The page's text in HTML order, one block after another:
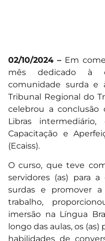
02/10/2024 – Em
mês dedicado à
comunidade surda e
Tribunal Regional do
celebrou a
Libras
Capacitação e
(Ecaiss).
O curso, que teve
servidores (as) para
surdas e promover
trabalho,
imersão na Língua
longo das aulas, os
habilidades de